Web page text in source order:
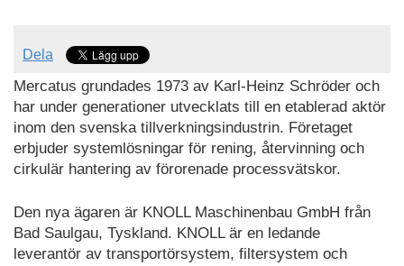
Dela
Mercatus grundades 1973 av Karl-Heinz Schröder och
har under generationer utvecklats till en etablerad aktör
inom den svenska tillverkningsindustrin. Företaget
erbjuder systemlösningar för rening, återvinning och
cirkulär hantering av förorenade processvätskor.
Den nya ägaren är KNOLL Maschinenbau GmbH från
Bad Saulgau, Tyskland. KNOLL är en ledande
leverantör av transportörsystem, filtersystem och